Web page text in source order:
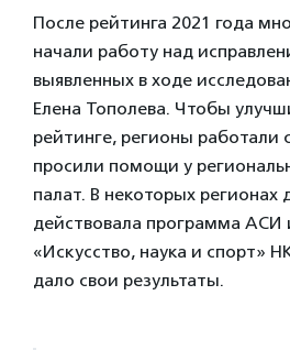
После рейтинга 2021 года
начали работу над
выявленных в ходе
Елена Тополева. Чтобы
рейтинге, регионы работали
просили помощи у
палат. В некоторых регионах
действовала программа АСИ
«Искусство, наука и спорт»
дало свои результаты.